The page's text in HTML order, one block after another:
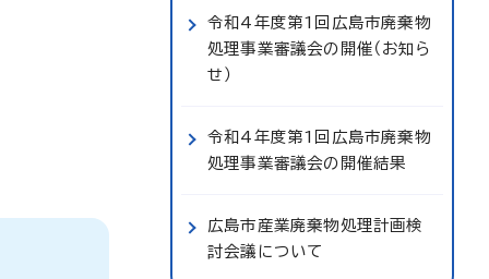
令和4年度第1回広島市廃棄物
処理事業審議会の開催（お知ら
せ）
令和4年度第1回広島市廃棄物
処理事業審議会の開催結果
広島市産業廃棄物処理計画検
討会議について